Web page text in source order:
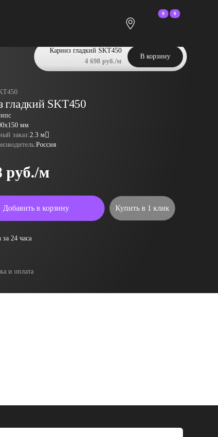
0 0
гладкий SKT450
мм
заказ:2.3 м
Россия
руб./м
Добавить в корзину Купить в 1 клик
за 24 часа
Карниз гладкий SKT450
4 698 руб./м
В корзину
и оплата